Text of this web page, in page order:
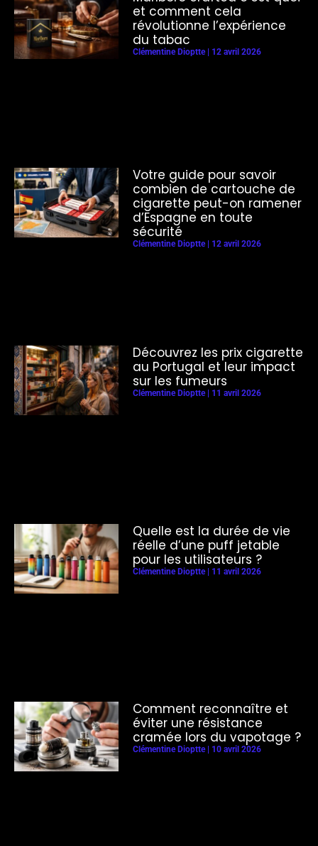
et comment cela
révolutionne l’expérience
du tabac
Clémentine Dioptte 12 avril 2026
Votre guide pour savoir
combien de cartouche de
cigarette peut-on ramener
d’Espagne en toute
sécurité
Clémentine Dioptte 12 avril 2026
Découvrez les prix cigarette
au Portugal et leur impact
sur les fumeurs
Clémentine Dioptte 11 avril 2026
Quelle est la durée de vie
réelle d’une puff jetable
pour les utilisateurs ?
Clémentine Dioptte 11 avril 2026
Comment reconnaître et
éviter une résistance
cramée lors du vapotage ?
Clémentine Dioptte 10 avril 2026